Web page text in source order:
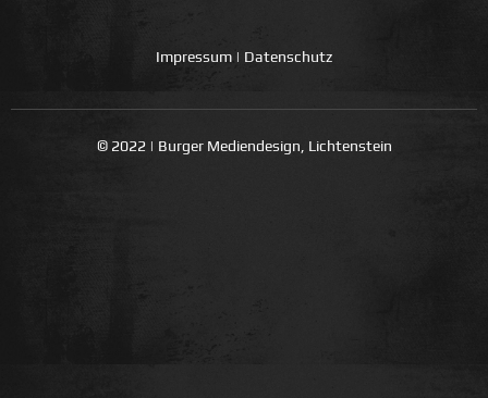
Impressum | Datenschutz
© 2022 | Burger Mediendesign, Lichtenstein